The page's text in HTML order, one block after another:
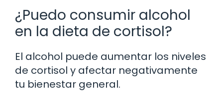
¿Puedo consumir alcohol
en la dieta de cortisol?
El alcohol puede aumentar los niveles
de cortisol y afectar negativamente
tu bienestar general.